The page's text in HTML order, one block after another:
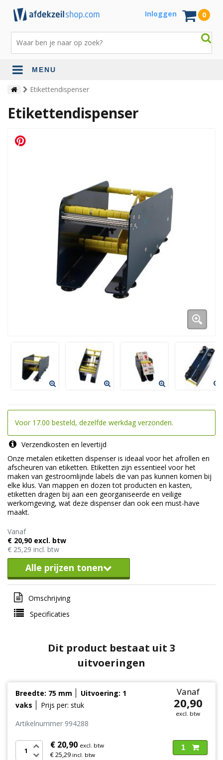
Inloggen 0
MENU
Etikettendispenser
Etikettendispenser
Voor 17.00 besteld, dezelfde werkdag verzonden.
Verzendkosten en levertijd
Onze metalen etiketten dispenser is ideaal voor het afrollen en
afscheuren van etiketten. Etiketten zijn essentieel voor het
maken van gestroomlijnde labels die van pas kunnen komen bij
elke klus. Van mappen en dozen tot producten en kasten,
etiketten dragen bij aan een georganiseerde en veilige
werkomgeving, wat deze dispenser dan ook een must-have
maakt.
Vanaf
€ 20,90 excl. btw
€ 25,29 incl. btw
Alle prijzen tonen
Omschrijving
Specificaties
Dit product bestaat uit 3
uitvoeringen
Breedte: 75 mm
Uitvoering: 1
vaks
Prijs per: stuk
Vanaf
20,90
excl. btw
Artikelnummer 994288
€ 20,90 excl. btw
€ 25,29 incl. btw
1